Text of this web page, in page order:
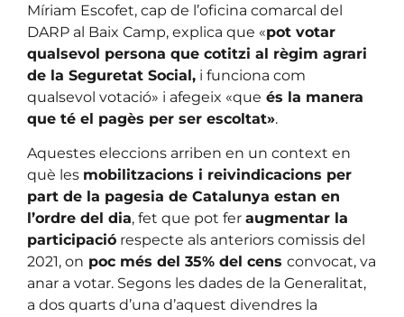
Míriam Escofet, cap de l’oficina comarcal del
DARP al Baix Camp, explica que «pot votar
qualsevol persona que cotitzi al règim agrari
de la Seguretat Social, i funciona com
qualsevol votació» i afegeix «que és la manera
que té el pagès per ser escoltat».
Aquestes eleccions arriben en un context en
què les mobilitzacions i reivindicacions per
part de la pagesia de Catalunya estan en
l’ordre del dia, fet que pot fer augmentar la
participació respecte als anteriors comissis del
2021, on poc més del 35% del cens convocat, va
anar a votar. Segons les dades de la Generalitat,
a dos quarts d’una d’aquest divendres la